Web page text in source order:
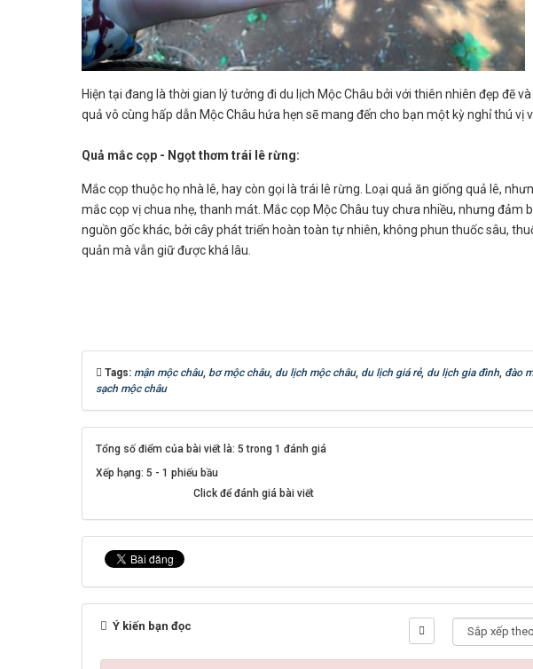
Hiện tại đang là thời gian lý tưởng đi du lịch Mộc Châu bởi với thiên nhiên đẹp đẽ
quả vô cùng hấp dẫn Mộc Châu hứa hẹn sẽ mang đến cho bạn một kỳ nghỉ thú vị
Quả mắc cọp - Ngọt thơm trái lê rừng:
Mắc cọp thuộc họ nhà lê, hay còn gọi là trái lê rừng. Loại quả ăn giống quả lê,
mắc cọp vị chua nhẹ, thanh mát. Mắc cọp Mộc Châu tuy chưa nhiều, nhưng đảm
nguồn gốc khác, bởi cây phát triển hoàn toàn tự nhiên, không phun thuốc sâu,
quản mà vẫn giữ được khá lâu.
Tags: mận mộc châu, bơ mộc châu, du lịch mộc châu, du lịch giá rẻ, du lịch gia đình đào
sạch mộc châu
Tổng số điểm của bài viết là: 5 trong 1 đánh giá
Xếp hạng: 5 - 1 phiếu bầu
Click để đánh giá bài viết
Ý kiến bạn đọc